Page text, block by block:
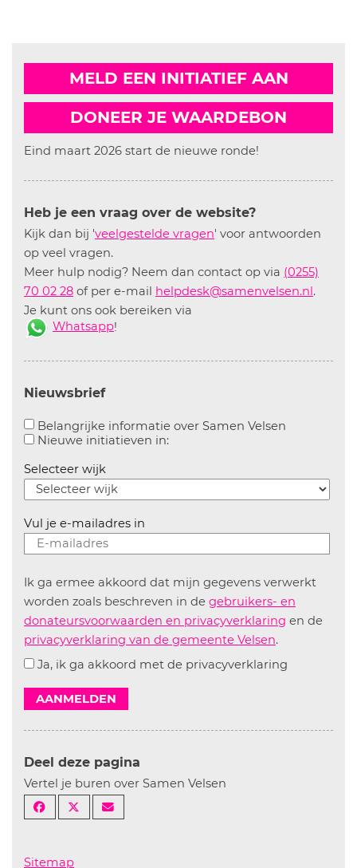
MELD EEN INITIATIEF AAN
DONEER JE WAARDEBON
Eind maart 2026 start de nieuwe ronde!
Heb je een vraag over de website?
Kijk dan bij 'veelgestelde vragen' voor antwoorden
op veel vragen.
Meer hulp nodig? Neem dan contact op via (0255)
70 02 28 of per e-mail helpdesk@samenvelsen.nl.
Je kunt ons ook bereiken via
Whatsapp!
Nieuwsbrief
Belangrijke informatie over Samen Velsen
Nieuwe initiatieven in:Aanvinken om informatie over
Selecteer wijk
Vul je e-mailadres in
Ik ga ermee akkoord dat mijn gegevens verwerkt
worden zoals beschreven in de gebruikers- en
donateursvoorwaarden en privacyverklaring en de
privacyverklaring van de gemeente Velsen.
Ja, ik ga akkoord met de privacyverklaring
AANMELDEN
Deel deze pagina
Vertel je buren over Samen Velsen
Sitemap